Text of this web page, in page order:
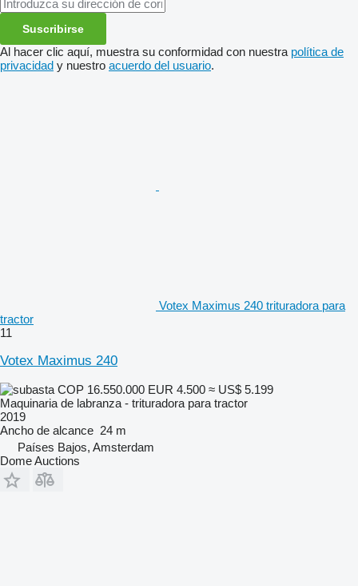
Suscribirse
Al hacer clic aquí, muestra su conformidad con nuestra política de
privacidad y nuestro acuerdo del usuario.
Votex Maximus 240 trituradora para
tractor
11
Votex Maximus 240
COP 16.550.000 EUR 4.500 ≈ US$ 5.199
Maquinaria de labranza - trituradora para tractor
2019
Ancho de alcance 24 m
Países Bajos, Amsterdam
Dome Auctions